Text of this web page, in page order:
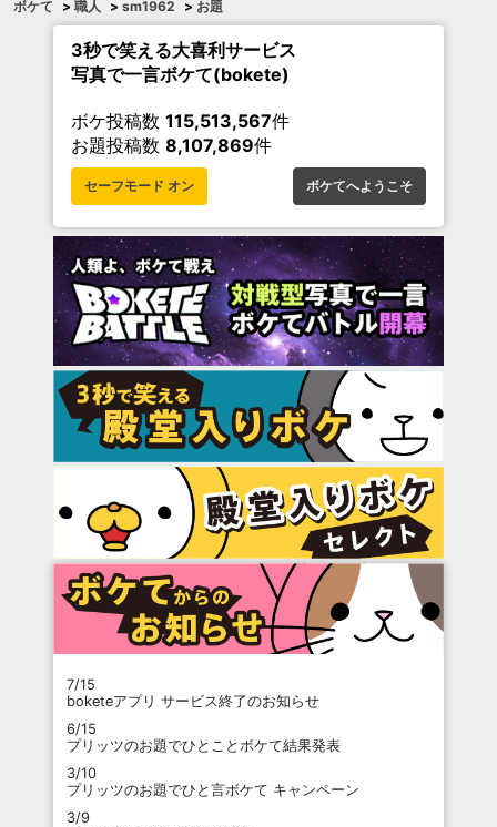
ボケて > 職人 > sm1962 > お題
3秒で笑える大喜利サービス
写真で一言ボケて(bokete)
ボケ投稿数 115,513,567件
お題投稿数 8,107,869件
セーフモード オン ボケてへようこそ
7/15
boketeアプリ サービス終了のお知らせ
6/15
プリッツのお題でひとことボケて結果発表
3/10
プリッツのお題でひと言ボケて キャンペーン
3/9